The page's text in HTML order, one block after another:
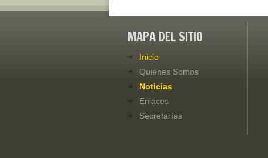
MAPA DEL SITIO
Inicio
Quiénes Somos
Noticias
Enlaces
Secretarías